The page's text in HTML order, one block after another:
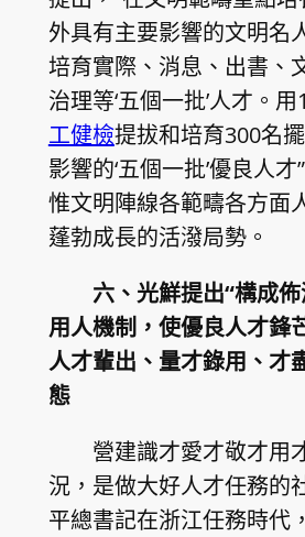
外具有主要影響的文明名
培育實際、消息、出書、
治理等‘五個一批’人才。用
工健檢提拔和培育300名
影響的‘五個一批’優良人
惟文明陣線各範疇各方面
蓬勃成長的活潑局勢。
六、光鮮提出“構成
用人機制，使優良人才鋒
人才輩出、量才錄用、才
態
營建識才愛才敬才用
況，是做大好人才任務的
平總書記在浙江任務時代